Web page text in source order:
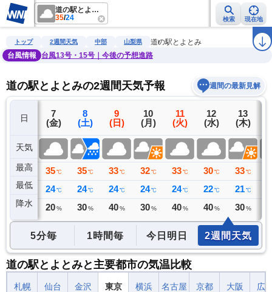
道の駅とよとみ
35/24 検索 現在地
雨雲レーダー 台風情報 地震情報 警報・注意報 ラ
トップ 2週間天気 中部 山梨県
道の駅とよとみ
台風情報
台風13号・15号｜今後の予想進路
道の駅とよとみの2週間天気予報 週間の最新見解
日
天気
最高
最低
降水
6
(木)
36 ℃
25 ℃
0 ミリ
7
(金)
35 ℃
24 ℃
20 %
8
(土)
35 ℃
24 ℃
30 %
9
(日)
33 ℃
24 ℃
40 %
10
(月)
32 ℃
24 ℃
30 %
11
(火)
33 ℃
24 ℃
40 %
12
(水)
30 ℃
22 ℃
40 %
13
(木)
33 ℃
21 ℃
30 %
5分毎 1時間毎 今日明日 2週間天気
道の駅とよとみと主要都市の気温比較
札幌 仙台 金沢 東京 横浜 名古屋 京都 大阪 広